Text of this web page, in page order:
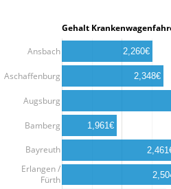
Gehalt
Ansbach
Aschaffenburg
Augsburg
Bamberg
Bayreuth
Erlangen /
Fürth
2,260€
2,348€
1,961€